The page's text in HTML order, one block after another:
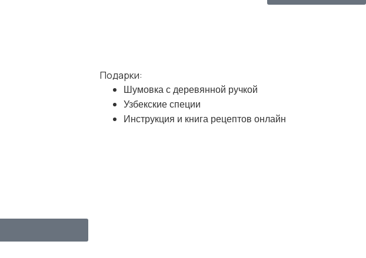
Подарки:
Шумовка с деревянной ручкой
Узбекские специи
Инструкция и книга рецептов онлайн